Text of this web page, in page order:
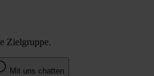
Zielgruppe.
Mit uns chatten